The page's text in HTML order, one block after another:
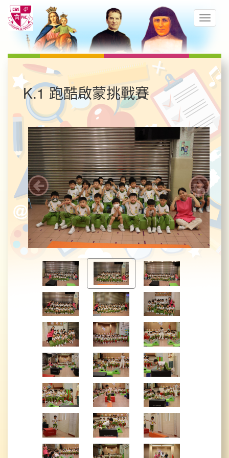
K.1 跑酷啟蒙挑戰賽